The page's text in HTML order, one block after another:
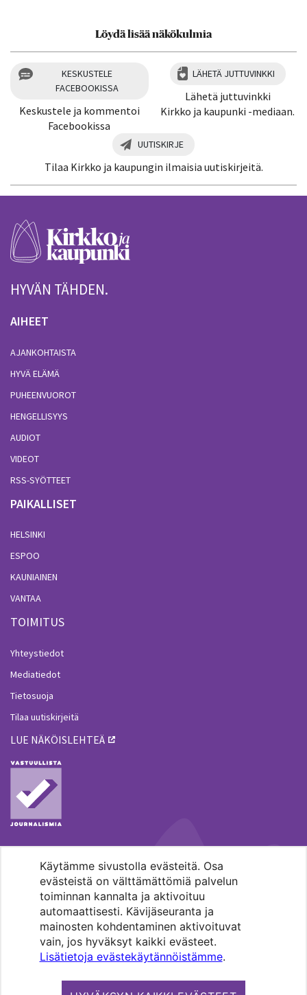
Käytämme sivustolla evästeitä. Osa
evästeistä on välttämättömiä palvelun
toiminnan kannalta ja aktivoituu
automaattisesti. Kävijäseuranta ja
mainosten kohdentaminen aktivoituvat
vain, jos hyväksyt kaikki evästeet.
Lisätietoja evästekäytännöistämme.
Löydä lisää näkökulmia
KESKUSTELE
FACEBOOKISSA
Keskustele ja kommentoi
Facebookissa
LÄHETÄ JUTTUVINKKI
Lähetä juttuvinkki
Kirkko ja kaupunki -mediaan.
UUTISKIRJE
Tilaa Kirkko ja kaupungin ilmaisia uutiskirjeitä.
HYVÄN TÄHDEN.
AIHEET
AJANKOHTAISTA
HYVÄ ELÄMÄ
PUHEENVUOROT
HENGELLISYYS
AUDIOT
VIDEOT
RSS-SYÖTTEET
PAIKALLISET
HELSINKI
ESPOO
KAUNIAINEN
VANTAA
TOIMITUS
Yhteystiedot
Mediatiedot
Tietosuoja
Tilaa uutiskirjeitä
LUE NÄKÖISLEHTEÄ
MENOHAKU
Pääkaupunkiseudun evankelis-
luterilaisten seurakuntien media.